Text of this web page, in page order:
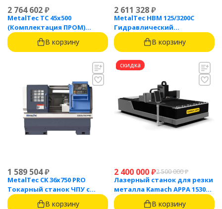
2 764 602₽
MetalTec ТС 45x500
(Комплектация ПРОМ)
токарный станок с ЧПУ с
наклонной станиной
В корзину
2 611 328₽
MetalTec HBM 125/3200C
Гидравлический
листогибочный пресс с
контроллером TP10S
В корзину
1 589 504₽
MetalTec CK 36x750 PRO
Токарный станок ЧПУ с
горизонтальной станиной
В корзину
скидка
2 400 000₽2 500 000₽
Лазерный станок для резки
металла Kamach APPA 1530
(3000 Вт)
В корзину